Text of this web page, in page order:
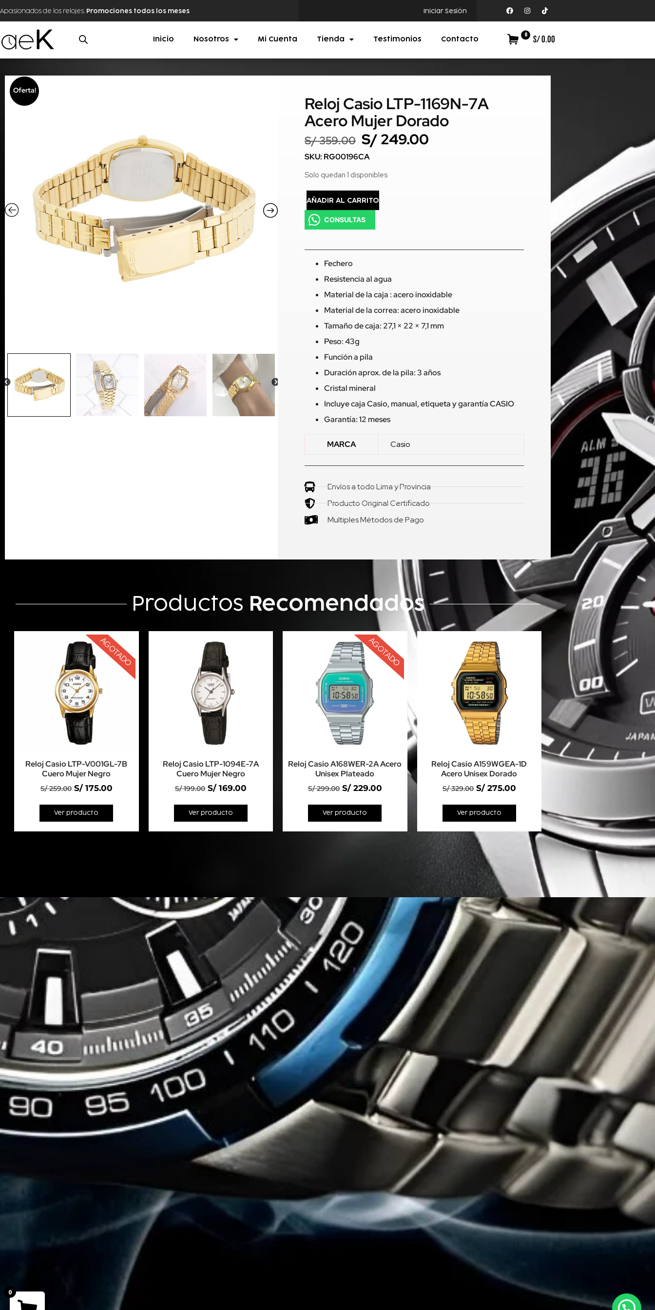
Apasionados de los relojes. Promociones todos los meses Iniciar Sesión
Inicio Nosotros Mi Cuenta Tienda Testimonios Contacto
0 S/ 0.00
Oferta!
Reloj Casio LTP-1169N-7A
Acero Mujer Dorado
S/359.00 S/ 249.00
SKU: RG00196CA
Solo quedan 1 disponibles
AÑADIR AL CARRITO
CONSULTAS
Fechero
Resistencia al agua
Material de la caja : acero inoxidable
Material de la correa: acero inoxidable
Tamaño de caja: 27,1 × 22 × 7,1 mm
Peso: 43g
Función a pila
Duración aprox. de la pila: 3 años
Cristal mineral
Incluye caja Casio, manual, etiqueta y garantía CASIO
Garantía: 12 meses
MARCA Casio
Envíos a todo Lima y Provincia
Producto Original Certificado
Multiples Métodos de Pago
Productos Recomendados
AGOTADO
Reloj Casio LTP-V001GL-7B
Cuero Mujer Negro
S/259.00 S/175.00
Ver producto
Reloj Casio LTP-1094E-7A
Cuero Mujer Negro
S/199.00 S/169.00
Ver producto
AGOTADO
Reloj Casio A168WER-2A Acero
Unisex Plateado
S/299.00 S/229.00
Ver producto
Reloj Casio A159WGEA-1D
Acero Unisex Dorado
S/329.00 S/275.00
Ver producto
0
Estamos en línea para ayudarte